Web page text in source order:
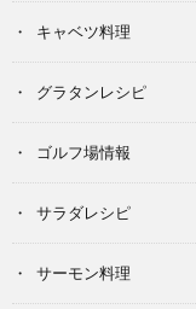
キャベツ料理
グラタンレシピ
ゴルフ場情報
サラダレシピ
サーモン料理